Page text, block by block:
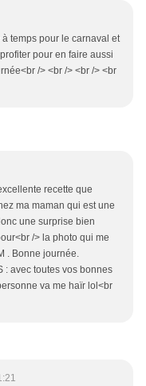
temps pour le carnaval et
pour en faire aussi
/> <br /> <br /> <br
recette que
ma maman qui est une
une surprise bien
/> la photo qui me
. Bonne journée.
: avec toutes vos bonnes
va me haïr lol<br